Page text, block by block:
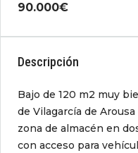
90.000€
Descripción
Bajo de 120 m2 muy
de Vilagarcía de
zona de almacén en
con acceso para